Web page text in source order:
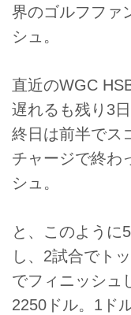
界のゴルフファ
シュ。
直近のWGC
遅れるも残り3
終日は前半でス
チャージで終わ
シュ。
と、このように
し、2試合でト
でフィニッシュ
2250ドル。1ド